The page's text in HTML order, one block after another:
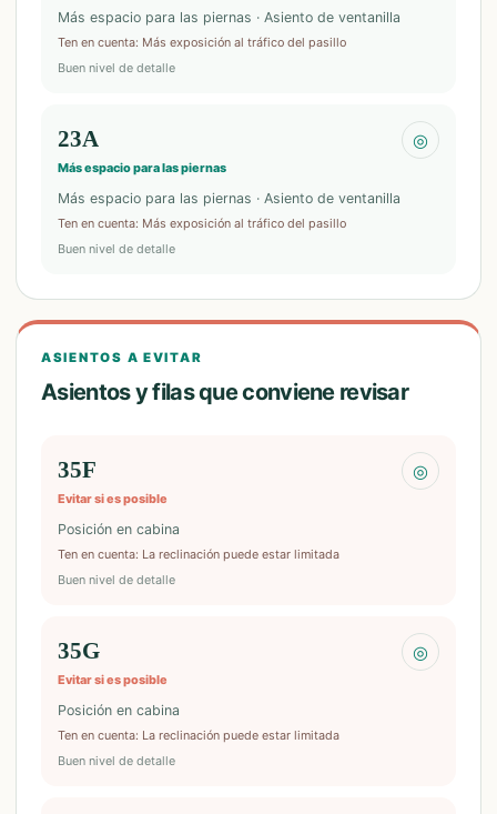
Más espacio para las piernas · Asiento de ventanilla
Ten en cuenta: Más exposición al tráfico del pasillo
Buen nivel de detalle
23A
Más espacio para las piernas
◎
Más espacio para las piernas · Asiento de ventanilla
Ten en cuenta: Más exposición al tráfico del pasillo
Buen nivel de detalle
ASIENTOS A EVITAR
Asientos y filas que conviene revisar
35F
Evitar si es posible
◎
Posición en cabina
Ten en cuenta: La reclinación puede estar limitada
Buen nivel de detalle
35G
Evitar si es posible
◎
Posición en cabina
Ten en cuenta: La reclinación puede estar limitada
Buen nivel de detalle